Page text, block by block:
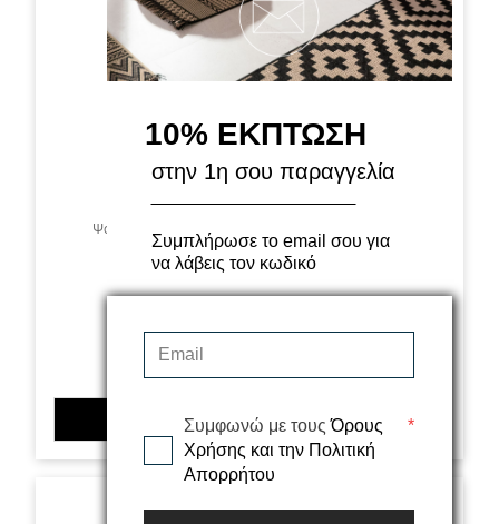
Ψάθα Crete 20822 C Royal Carpet - 240 x 300 cm
ΠΡΟΣΘΗΚΗ ΣΤΟ ΚΑΛΑΘΙ
10% ΕΚΠΤΩΣΗ
στην 1η σου παραγγελία
Συμπλήρωσε το email σου για
να λάβεις τον κωδικό
Συμφωνώ με τουςΌρους
Χρήσης και την Πολιτική
Απορρήτου
*